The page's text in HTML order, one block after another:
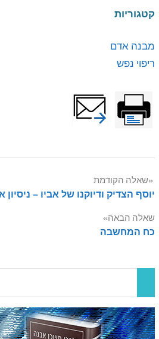
קטגוריות
מבנה אדם
ריפוי נפש
Post
navigation
שאלה הקודמת
יוסף הצדיק ודיוקנו של אביו –
שאלה הבאה
כח המחשבה